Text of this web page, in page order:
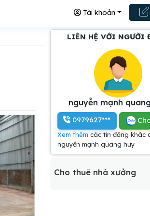
Tài khoản
LIÊN HỆ VỚI NGƯỜI
nguyễn mạnh
0979627***
Xem thêm các tin đăng khác
nguyễn mạnh quang huy
Cho thuê nhà xưởng